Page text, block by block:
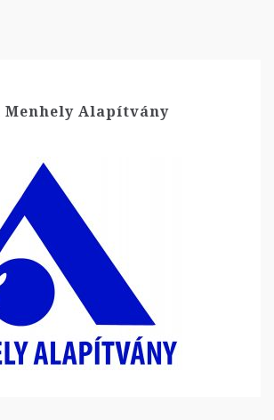
Menhely Alapítvány